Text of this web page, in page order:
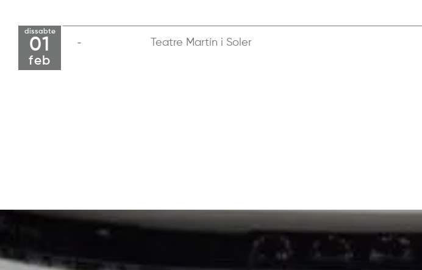
dissabte
01
feb
Teatre Martín i Soler